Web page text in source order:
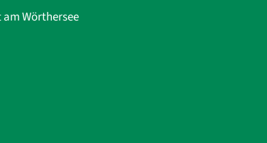
Wörthersee